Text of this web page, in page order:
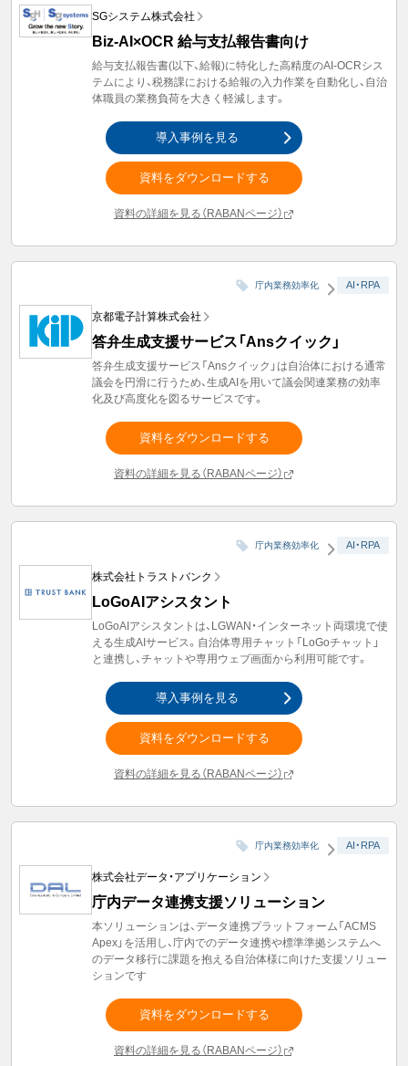
SGシステム株式会社
Biz-AI×OCR 給与支払報告書向け
給与支払報告書(以下、給報)に特化した高精度のAI-OCRシス
テムにより、税務課における給報の入力作業を自動化し、自治
体職員の業務負荷を大きく軽減します。
導入事例を見る
資料をダウンロードする
資料の詳細を見る（RABANページ）
庁内業務効率化 AI・RPA
京都電子計算株式会社
答弁生成支援サービス「Ansクイック」
答弁生成支援サービス「Ansクイック」は自治体における通常
議会を円滑に行うため、生成AIを用いて議会関連業務の効率
化及び高度化を図るサービスです。
資料をダウンロードする
資料の詳細を見る（RABANページ）
庁内業務効率化 AI・RPA
株式会社トラストバンク
LoGoAIアシスタント
LoGoAIアシスタントは、LGWAN・インターネット両環境で使
える生成AIサービス。自治体専用チャット「LoGoチャット」
と連携し、チャットや専用ウェブ画面から利用可能です。
導入事例を見る
資料をダウンロードする
資料の詳細を見る（RABANページ）
庁内業務効率化 AI・RPA
株式会社データ・アプリケーション
庁内データ連携支援ソリューション
本ソリューションは、データ連携プラットフォーム「ACMS
Apex」を活用し、庁内でのデータ連携や標準準拠システムへ
のデータ移行に課題を抱える自治体様に向けた支援ソリュー
ションです
資料をダウンロードする
資料の詳細を見る（RABANページ）